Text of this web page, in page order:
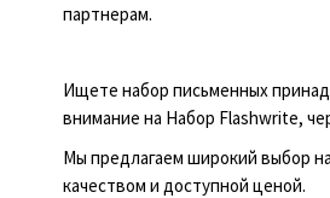
партнерам.
Ищете набор письменных
внимание на Набор Flashwrite,
Мы предлагаем широкий выбор
качеством и доступной ценой.